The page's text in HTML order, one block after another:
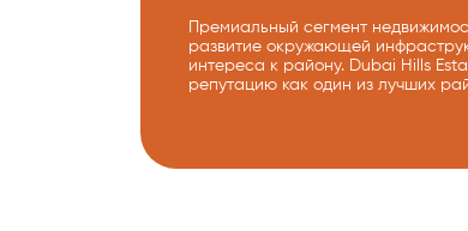
Премиальный сегмент
развитие окружающей
интереса к району. Dubai Hills
репутацию как один из лучших